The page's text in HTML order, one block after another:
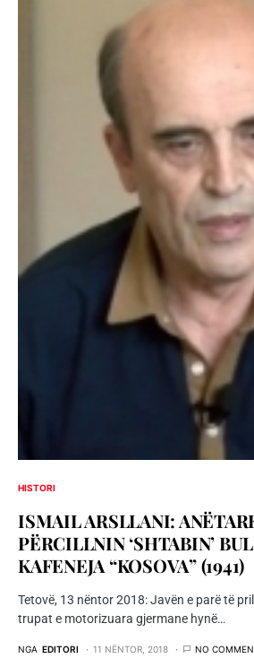
HISTORI
ISMAIL ARSLLANI:
PËRCILLNIN ‘SHTABIN’
KAFENEJA “KOSOVA” (1941)
Tetovë, 13 nëntor 2018: Javën e parë të
trupat e motorizuara gjermane hynë…
NGA EDITORI 11 NËNTOR, 2018 NO